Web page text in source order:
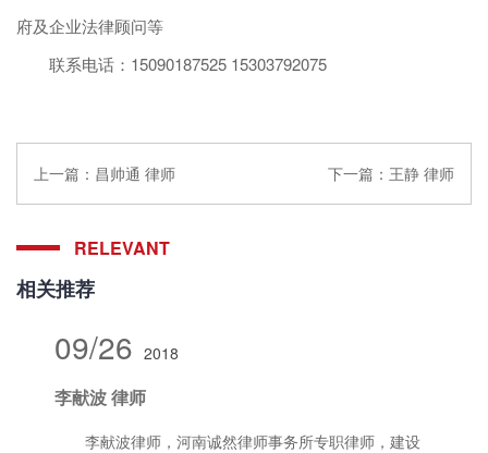
府及企业法律顾问等
联系电话：15090187525 15303792075
上一篇： 昌帅通 律师 下一篇： 王静 律师
RELEVANT
相关推荐
09/26 2018
李献波 律师
李献波律师，河南诚然律师事务所专职律师，建设